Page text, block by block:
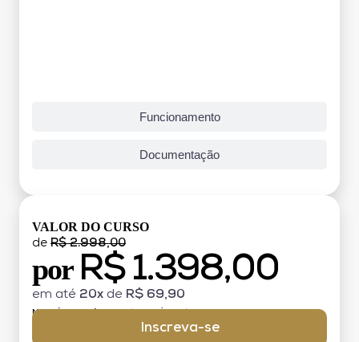
Funcionamento
Documentação
VALOR DO CURSO
de R$ 2.998,00
por R$ 1.398,00
em até 20x de R$ 69,90
MATRÍCULA:
Inscreva-se